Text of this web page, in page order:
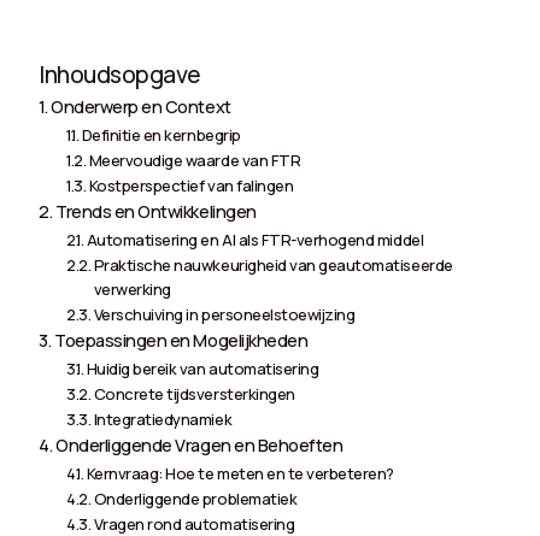
Inhoudsopgave
Onderwerp en Context
Definitie en kernbegrip
Meervoudige waarde van FTR
Kostperspectief van falingen
Trends en Ontwikkelingen
Automatisering en AI als FTR-verhogend middel
Praktische nauwkeurigheid van geautomatiseerde
verwerking
Verschuiving in personeelstoewijzing
Toepassingen en Mogelijkheden
Huidig bereik van automatisering
Concrete tijdsversterkingen
Integratiedynamiek
Onderliggende Vragen en Behoeften
Kernvraag: Hoe te meten en te verbeteren?
Onderliggende problematiek
Vragen rond automatisering